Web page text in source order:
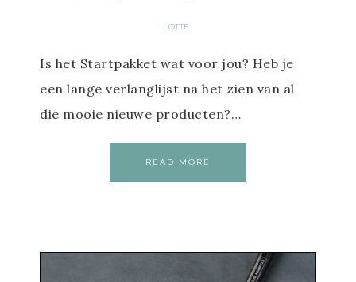
LOTTE
Is het Startpakket wat voor jou? Heb je
een lange verlanglijst na het zien van al
die mooie nieuwe producten?…
READ MORE